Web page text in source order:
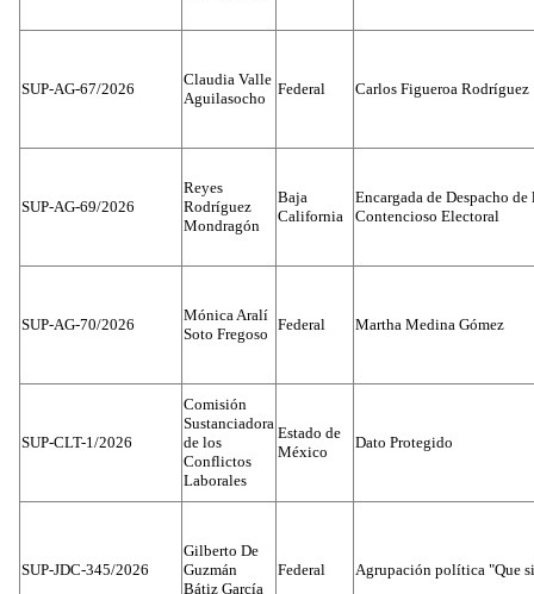
SUP-AG-67/2026
Claudia Valle
Aguilasocho
Federal Carlos Figueroa Rodríguez
SUP-AG-69/2026
Reyes
Rodríguez
Mondragón
Baja
California
Encargada de Despacho
Contencioso Electoral
SUP-AG-70/2026
Mónica Aralí
Soto Fregoso
Federal Martha Medina Gómez
SUP-CLT-1/2026
Comisión
Sustanciadora
de los
Conflictos
Laborales
Estado de
México
Dato Protegido
SUP-JDC-345/2026
Gilberto De
Guzmán
Bátiz García
Federal Agrupación política "Que